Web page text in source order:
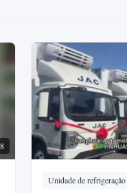
Unidade de